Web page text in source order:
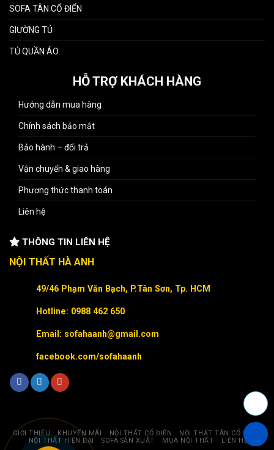
SOFA TÂN CỔ ĐIỂN
GIƯỜNG TỦ
TỦ QUẦN ÁO
HỖ TRỢ KHÁCH HÀNG
Hướng dẫn mua hàng
Chính sách bảo mật
Bảo hành – đổi trả
Vận chuyển & giao hàng
Phương thức thanh toán
Liên hệ
THÔNG TIN LIÊN HỆ
NỘI THẤT HÀ ANH
49/46 Phạm Văn Bạch, P.Tân Sơn, Tp. HCM
Hotline: 0988 462 650
Email: sofahaanh@gmail.com
facebook.com/sofahaanh
GIỚI THIỆU KHUYẾN MÃI NỘI THẤT CỔ ĐIỂN
NỘI THẤT TÂN CỔ ĐIỂN
NỘI THẤT HIỆN ĐẠI
SOFA SẢN XUẤT MUA NỘI THẤT LIÊN HỆ